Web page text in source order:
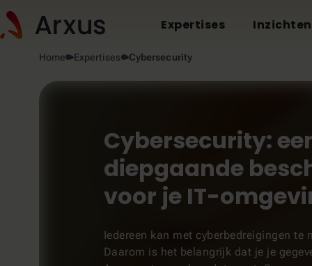
Expertises Inzichten
Home Expertises Cybersecurity
Cybersecurity:
diepgaande
voor je IT-
Iedereen kan met cyberbedreigingen te
Daarom is het belangrijk dat je je